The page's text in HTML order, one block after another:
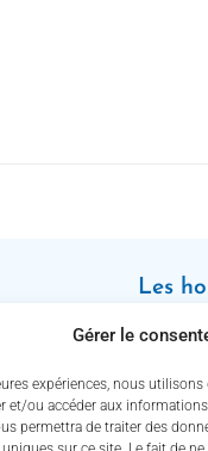
Gérer le
expériences, nous
et/ou accéder aux
permettra de traiter des
Les
Mardi,
12h /
16h30